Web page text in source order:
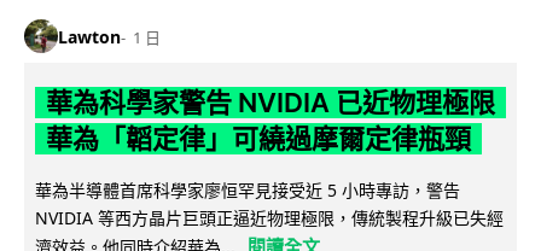
Lawton 1 日
華為科學家警告 NVIDIA 已近物理極限
華為「韜定律」可繞過摩爾定律瓶頸
華為半導體首席科學家廖恒罕見接受近 5 小時專訪，警告
NVIDIA 等西方晶片巨頭正逼近物理極限，傳統製程升級已失經